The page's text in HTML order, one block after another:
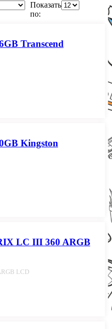
Показать
по:
Transcend
Kingston
LC III 360 ARGB
LCD